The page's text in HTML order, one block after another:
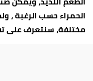
الحمراء حسب الرغبة ،
مختلفة، سنتعرف على